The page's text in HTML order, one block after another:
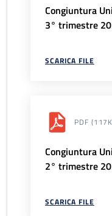
Congiuntura
3° trimestre
SCARICA FILE
PDF
Congiuntura
2° trimestre
SCARICA FILE